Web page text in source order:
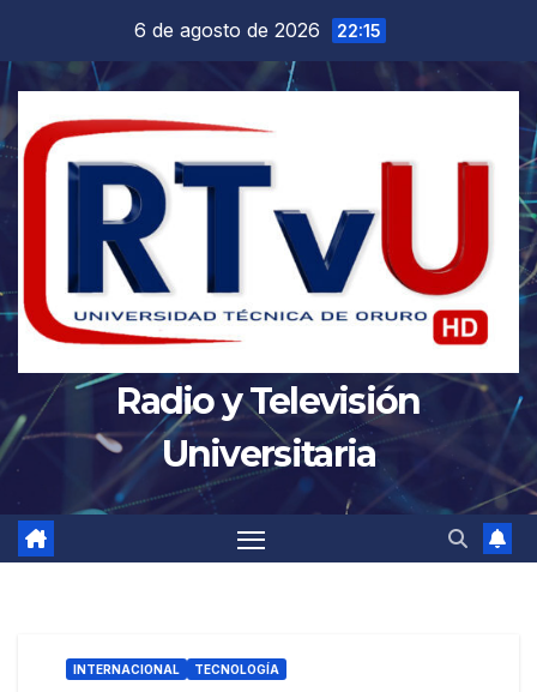
contenido
6 de agosto de 2026 22:15
Radio y Televisión
Universitaria
INTERNACIONAL TECNOLOGÍA